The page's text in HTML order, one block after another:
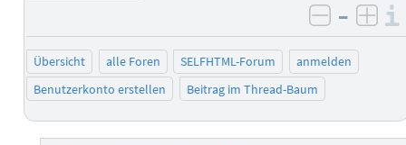
negativ
–
Übersicht alle Foren SELFHTML-Forum
anmelden
Benutzerkonto erstellen
Beitrag im Thread-Baum